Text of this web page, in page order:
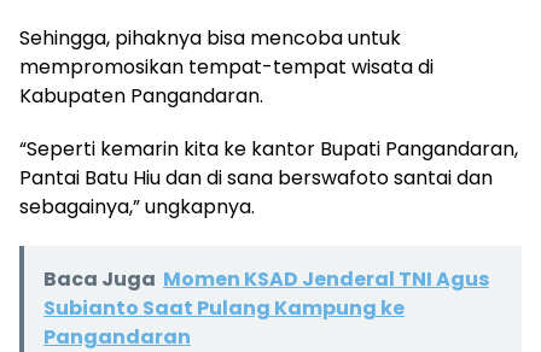
Sehingga, pihaknya bisa mencoba untuk
mempromosikan tempat-tempat wisata di
Kabupaten Pangandaran.
“Seperti kemarin kita ke kantor Bupati Pangandaran,
Pantai Batu Hiu dan di sana berswafoto santai dan
sebagainya,” ungkapnya.
Baca Juga Momen KSAD Jenderal TNI Agus
Subianto Saat Pulang Kampung ke
Pangandaran